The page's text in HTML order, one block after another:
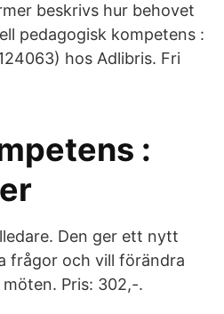
beskrivs hur behovet
pedagogisk kompetens :
hos Adlibris. Fri
:
Den ger ett nytt
frågor och vill förändra
Pris: 302,-.